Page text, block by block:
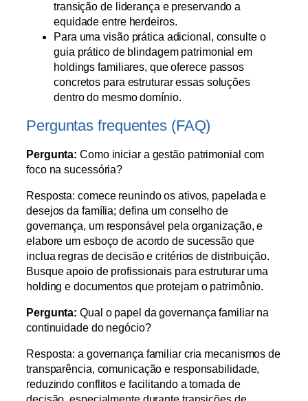
transição de liderança e preservando a
equidade entre herdeiros.
Para uma visão prática adicional, consulte o
guia prático de blindagem patrimonial em
holdings familiares, que oferece passos
concretos para estruturar essas soluções
dentro do mesmo domínio.
Perguntas frequentes (FAQ)
Pergunta: Como iniciar a gestão patrimonial com
foco na sucessória?
Resposta: comece reunindo os ativos, papelada e
desejos da família; defina um conselho de
governança, um responsável pela organização, e
elabore um esboço de acordo de sucessão que
inclua regras de decisão e critérios de distribuição.
Busque apoio de profissionais para estruturar uma
holding e documentos que protejam o patrimônio.
Pergunta: Qual o papel da governança familiar na
continuidade do negócio?
Resposta: a governança familiar cria mecanismos de
transparência, comunicação e responsabilidade,
reduzindo conflitos e facilitando a tomada de